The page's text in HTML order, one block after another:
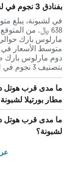
بفنادق 3 نجوم في لشبونة؟
638 ﷼. من
دوم مارلوس بارك
بتصنيف 3 نجوم في لشبونة.
ما مدى قرب هوتل
مطار بورتيلا
ما مدى قرب هوتل
لشبونة؟